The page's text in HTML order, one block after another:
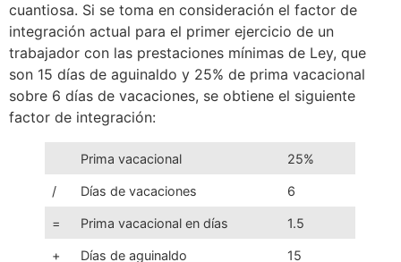
cuantiosa. Si se toma en consideración el factor de
integración actual para el primer ejercicio de un
trabajador con las prestaciones mínimas de Ley, que
son 15 días de aguinaldo y 25% de prima vacacional
sobre 6 días de vacaciones, se obtiene el siguiente
factor de integración:
Prima vacacional 25%
/ Días de vacaciones 6
= Prima vacacional en días 1.5
+ Días de aguinaldo 15